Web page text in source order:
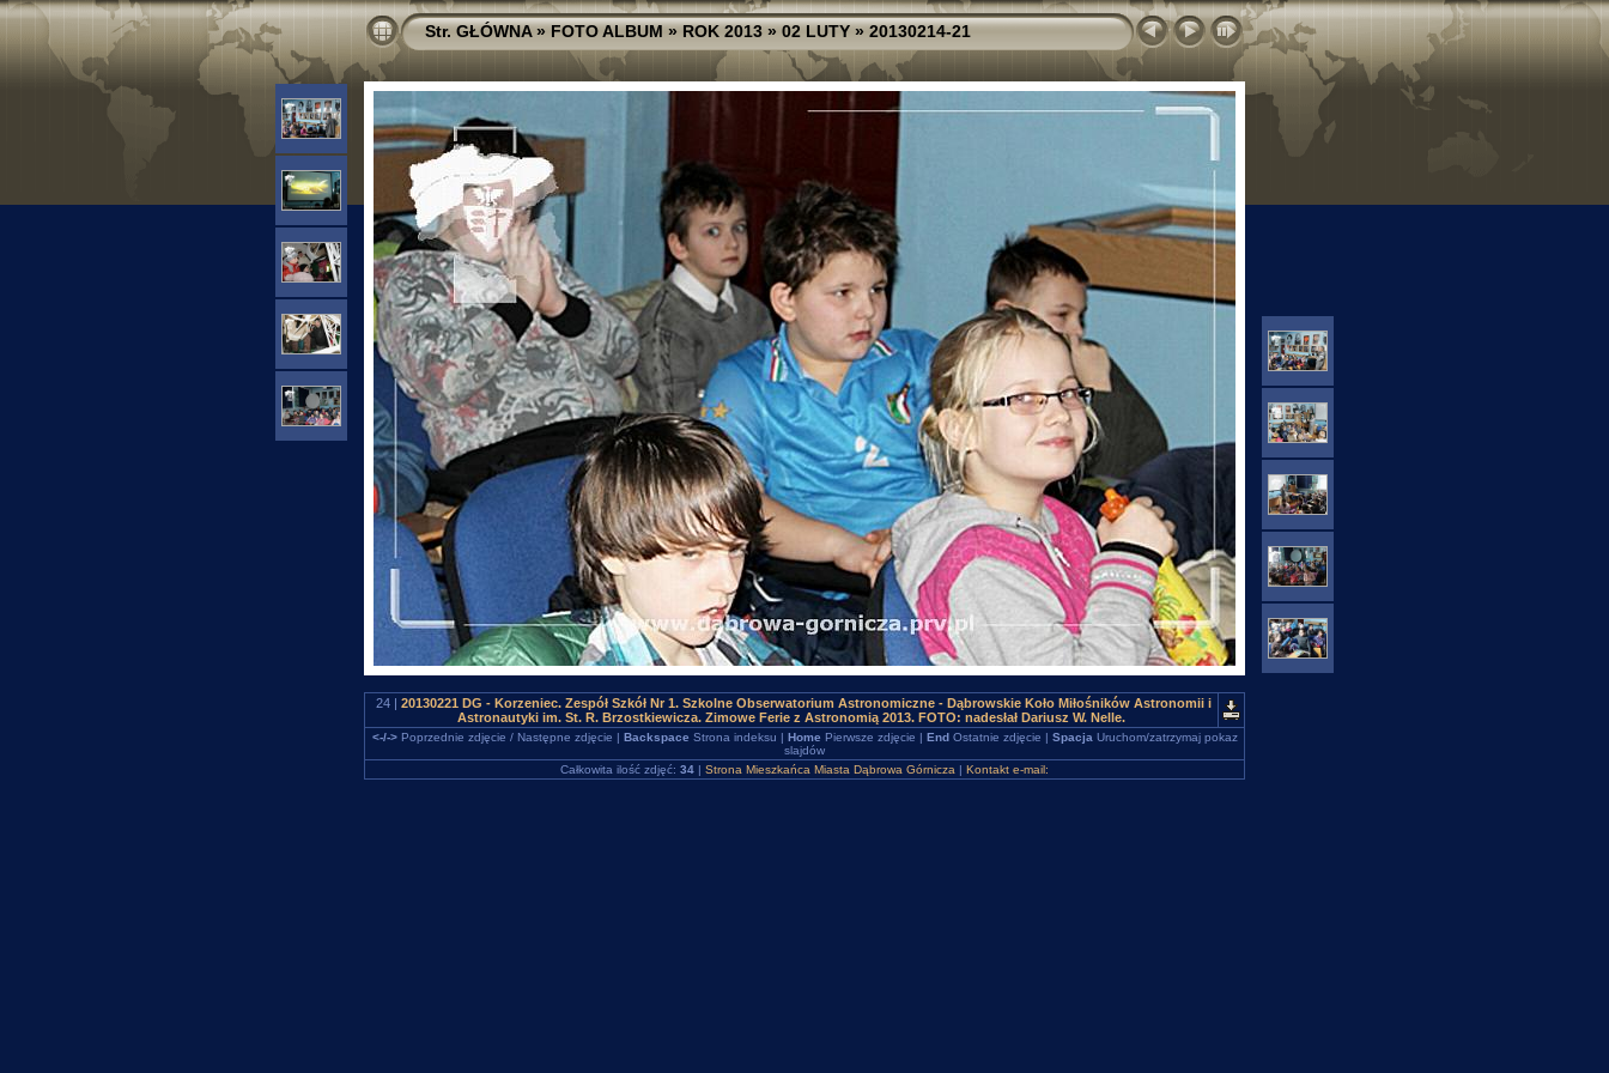
Str. GŁÓWNA»FOTO ALBUM»ROK 2013»02 LUTY»20130214-21
24 | 20130221 DG - Korzeniec. Zespół Szkół Nr 1. Szkolne Obserwatorium Astronomiczne - Dąbrowskie Koło Miłośników Astronomii i
Astronautyki im. St. R. Brzostkiewicza. Zimowe Ferie z Astronomią 2013. FOTO: nadesłał Dariusz W. Nelle.
<-/->Poprzednie zdjęcie / Następne zdjęcie | Backspace Strona indeksu | Home Pierwsze zdjęcie | EndOstatnie zdjęcie | Spacja Uruchom/zatrzymaj pokaz
slajdów
Całkowita ilość zdjęć: 34 | Strona Mieszkańca Miasta Dąbrowa Górnicza | Kontakt e-mail: